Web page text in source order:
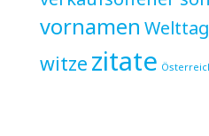
vornamen Welttag
witze zitate